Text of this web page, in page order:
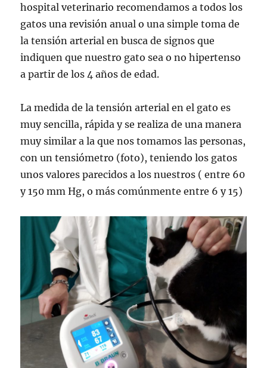
hospital veterinario recomendamos a todos los
gatos una revisión anual o una simple toma de
la tensión arterial en busca de signos que
indiquen que nuestro gato sea o no hipertenso
a partir de los 4 años de edad.
La medida de la tensión arterial en el gato es
muy sencilla, rápida y se realiza de una manera
muy similar a la que nos tomamos las personas,
con un tensiómetro (foto), teniendo los gatos
unos valores parecidos a los nuestros ( entre 60
y 150 mm Hg, o más comúnmente entre 6 y 15)